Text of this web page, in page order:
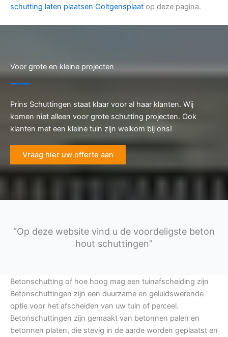
schutting laten plaatsen Ooltgensplaat op deze pagina.
Voor grote en kleine projecten
Prins Schuttingen staat klaar voor al haar klanten. Wij
komen niet alleen voor grote schutting projecten. Ook
klanten met een kleine tuin zijn welkom bij ons!
Vraag hier uw offerte aan
“Op deze website vind u de voordeligste beton
hout schuttingen”
Betonschutting of hoe hoog mag een tuinafscheiding zijn
Betonschuttingen zijn een duurzame en geluidswerende
optie voor het afscheiden van uw tuin of perceel.
Betonschuttingen zijn gemaakt van betonnen palen en
betonnen platen, die stevig in de aarde worden geplaatst en